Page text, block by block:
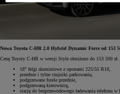
Nowa Toyota C-HR 2.0 Hybrid Dynamic Force od 153
Cenę Toyoty C-HR w wersji Style obniżono do 153 500
18" felgi aluminiowe z oponami 225/55 R18,
przednie i tylne czujniki parkowania,
podgrzewane fotele przednie,
podgrzewaną kierownicę,
stację do bezprzewodowego ładowania telefonu w